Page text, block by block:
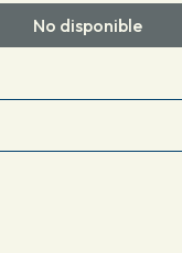
No disponible